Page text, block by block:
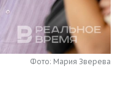
Фото: Мария Зверева